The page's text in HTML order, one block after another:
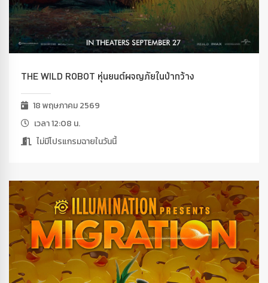
THE WILD ROBOT หุ่นยนต์ผจญภัยในป่ากว้าง
18 พฤษภาคม 2569
เวลา 12:08 น.
ไม่มีโปรแกรมฉายในวันนี้